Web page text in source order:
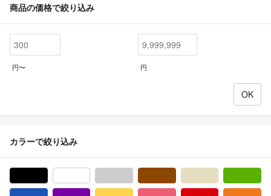
商品の価格で絞り込み
円〜 円
カラーで絞り込み